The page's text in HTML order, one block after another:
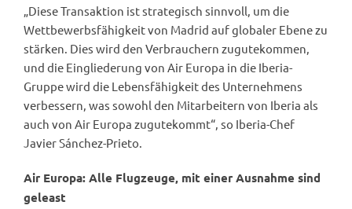
„Diese Transaktion ist strategisch sinnvoll, um die
Wettbewerbsfähigkeit von Madrid auf globaler Ebene zu
stärken. Dies wird den Verbrauchern zugutekommen,
und die Eingliederung von Air Europa in die Iberia-
Gruppe wird die Lebensfähigkeit des Unternehmens
verbessern, was sowohl den Mitarbeitern von Iberia als
auch von Air Europa zugutekommt“, so Iberia-Chef
Javier Sánchez-Prieto.
Air Europa: Alle Flugzeuge, mit einer Ausnahme sind
geleast